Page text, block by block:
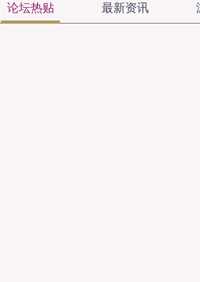
论坛热贴 最新资讯